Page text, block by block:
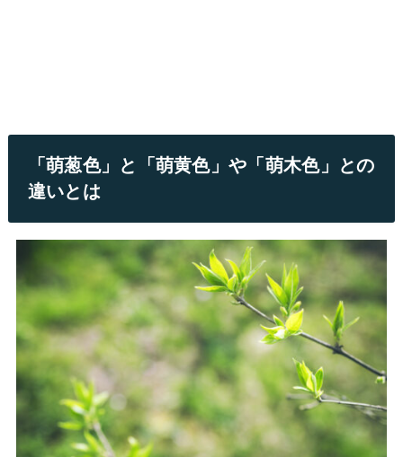
「萌葱色」と「萌黄色」や「萌木色」との
違いとは